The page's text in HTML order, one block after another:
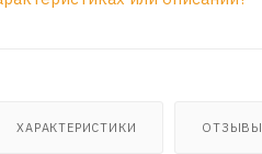
ХАРАКТЕРИСТИКИ ОТЗЫВЫ